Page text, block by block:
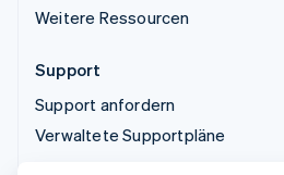
Weitere Ressourcen
Support
Support anfordern
Verwaltete Supportpläne